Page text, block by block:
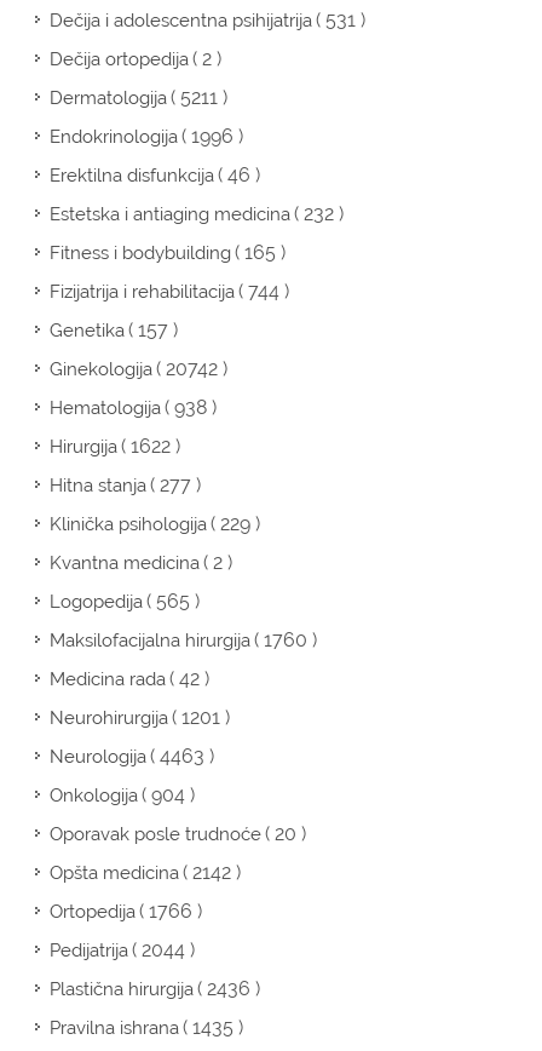
Dečija i adolescentna psihijatrija( 531 )
Dečija ortopedija( 2 )
Dermatologija( 5211 )
Endokrinologija( 1996 )
Erektilna disfunkcija( 46 )
Estetska i antiaging medicina( 232 )
Fitness i bodybuilding( 165 )
Fizijatrija i rehabilitacija( 744 )
Genetika( 157 )
Ginekologija( 20742 )
Hematologija( 938 )
Hirurgija( 1622 )
Hitna stanja( 277 )
Klinička psihologija( 229 )
Kvantna medicina( 2 )
Logopedija( 565 )
Maksilofacijalna hirurgija( 1760 )
Medicina rada( 42 )
Neurohirurgija( 1201 )
Neurologija( 4463 )
Onkologija( 904 )
Oporavak posle trudnoće( 20 )
Opšta medicina( 2142 )
Ortopedija( 1766 )
Pedijatrija( 2044 )
Plastična hirurgija( 2436 )
Pravilna ishrana( 1435 )